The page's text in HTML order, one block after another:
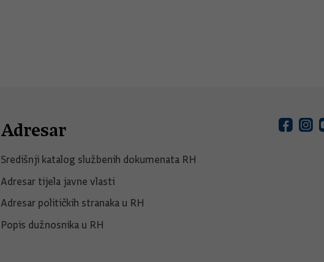
Adresar
Središnji katalog službenih dokumenata RH
Adresar tijela javne vlasti
Adresar političkih stranaka u RH
Popis dužnosnika u RH